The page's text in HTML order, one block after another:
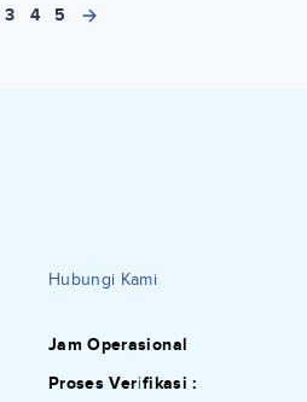
3 4 5
Hubungi Kami
Jam Operasional
Proses Verifikasi :